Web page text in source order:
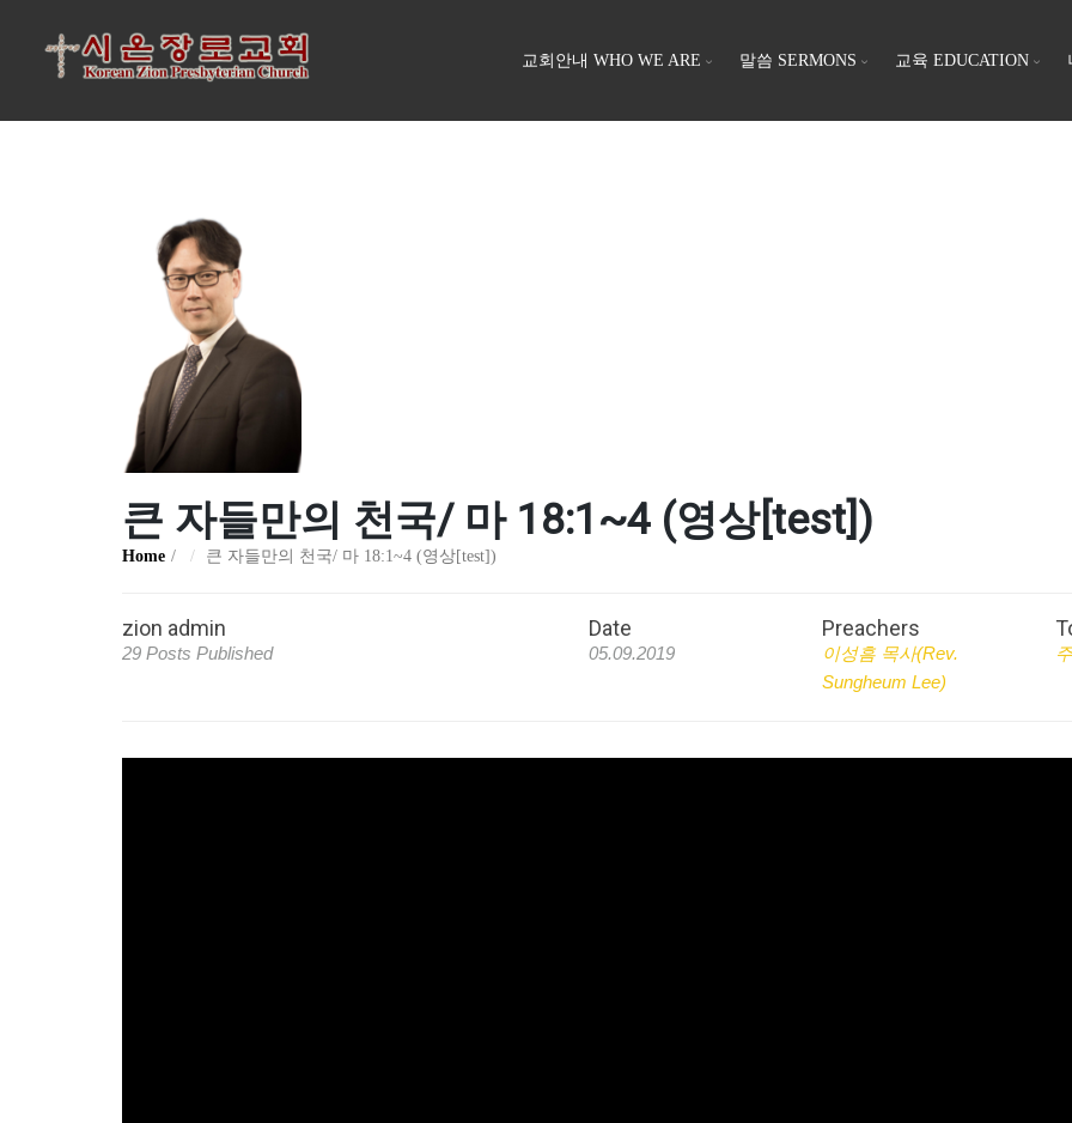
교회안내 WHO WE ARE 말씀 SERMONS 교육 EDUCATION
큰 자들만의 천국/ 마 18:1~4 (영상[test])
Home 큰 자들만의 천국/ 마 18:1~4 (영상[test])
zion admin
29 Posts Published
Date
05.09.2019
Preachers
이성흠 목사(Rev.
Sungheum Lee)